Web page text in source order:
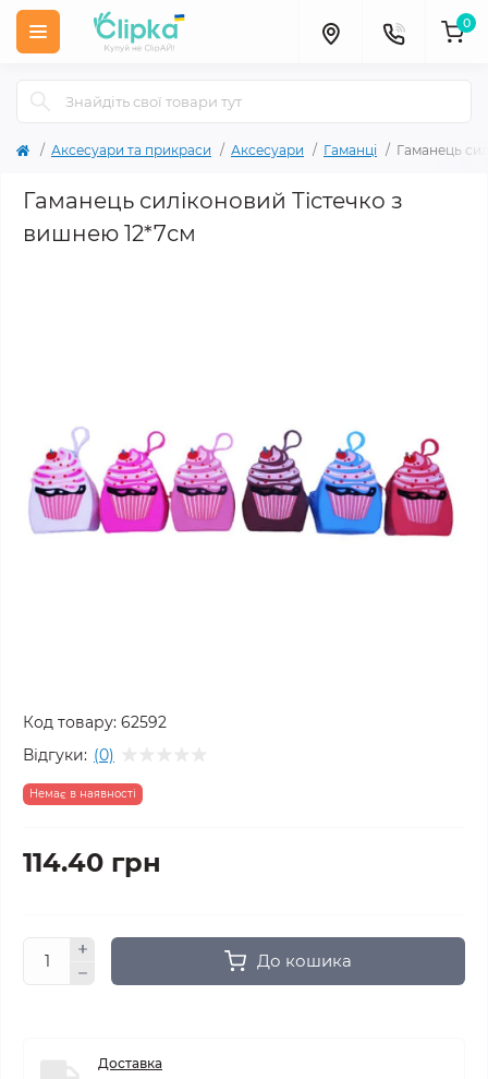
0
Аксесуари та прикраси Аксесуари Гаманці Гаманець
Гаманець силіконовий Тістечко з
вишнею 12*7см
Код товару: 62592
Відгуки: (0)
Немає в наявності
114.40 грн
До кошика
Доставка